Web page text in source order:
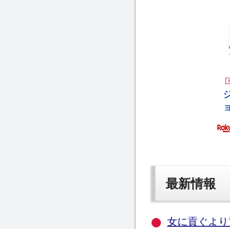
最新情報
女に貢ぐよ